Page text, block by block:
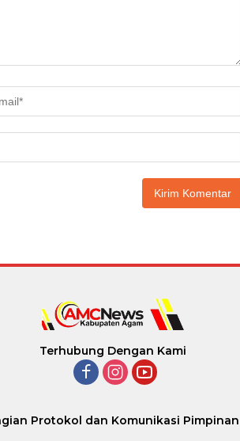
Terhubung Dengan Kami
Protokol dan Komunikasi Pimpinan